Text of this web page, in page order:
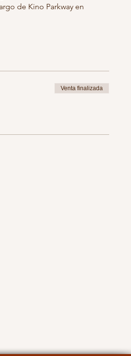
Venta finalizada